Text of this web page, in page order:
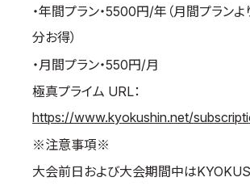
・年間プラン・5500円/年（月間プラン
分お得）
・月間プラン・550円/月
極真プライム URL：
https://www.kyokushin.net/
※注意事項※
大会前日および大会期間中は